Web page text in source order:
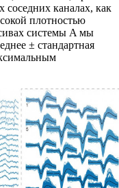
соседних каналах, как
плотностью
системы A мы
± стандартная